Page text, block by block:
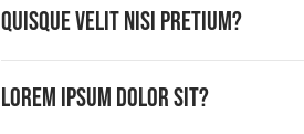
Quisque velit nisi pretium?
Lorem ipsum dolor sit?